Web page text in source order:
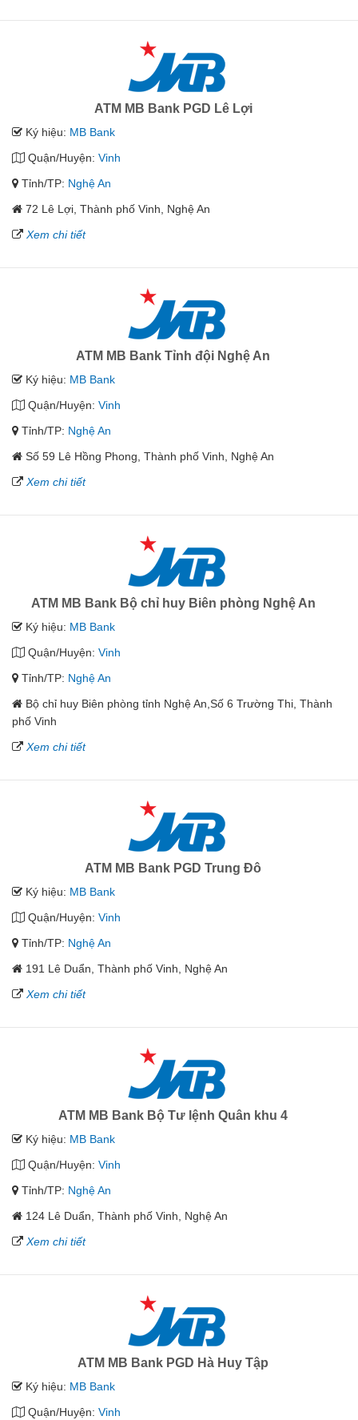
ATM MB Bank PGD Lê Lợi
Ký hiệu: MB Bank
Quận/Huyện: Vinh
Tỉnh/TP: Nghệ An
72 Lê Lợi, Thành phố Vinh, Nghệ An
Xem chi tiết
ATM MB Bank Tỉnh đội Nghệ An
Ký hiệu: MB Bank
Quận/Huyện: Vinh
Tỉnh/TP: Nghệ An
Số 59 Lê Hồng Phong, Thành phố Vinh, Nghệ An
Xem chi tiết
ATM MB Bank Bộ chỉ huy Biên phòng Nghệ An
Ký hiệu: MB Bank
Quận/Huyện: Vinh
Tỉnh/TP: Nghệ An
Bộ chỉ huy Biên phòng tỉnh Nghệ An,Số 6 Trường Thi, Thành
phố Vinh
Xem chi tiết
ATM MB Bank PGD Trung Đô
Ký hiệu: MB Bank
Quận/Huyện: Vinh
Tỉnh/TP: Nghệ An
191 Lê Duẩn, Thành phố Vinh, Nghệ An
Xem chi tiết
ATM MB Bank Bộ Tư lệnh Quân khu 4
Ký hiệu: MB Bank
Quận/Huyện: Vinh
Tỉnh/TP: Nghệ An
124 Lê Duẩn, Thành phố Vinh, Nghệ An
Xem chi tiết
ATM MB Bank PGD Hà Huy Tập
Ký hiệu: MB Bank
Quận/Huyện: Vinh